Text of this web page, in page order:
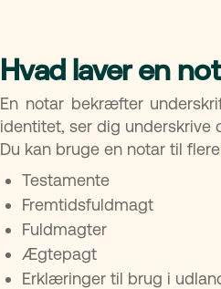
Hvad laver en
En notar bekræfter
identitet, ser dig underskrive
Du kan bruge en notar til
Testamente
Fremtidsfuldmagt
Fuldmagter
Ægtepagt
Erklæringer til brug i